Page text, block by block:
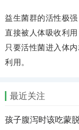
益生菌群的活性极
直接被人体吸收利
只要活性菌进入体
利用。
最近关注
孩子腹泻时该吃蒙